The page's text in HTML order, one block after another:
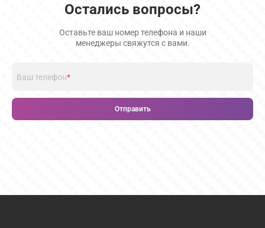
Остались вопросы?
Оставьте ваш номер телефона и наши
менеджеры свяжутся с вами.
Ваш телефон*
Отправить